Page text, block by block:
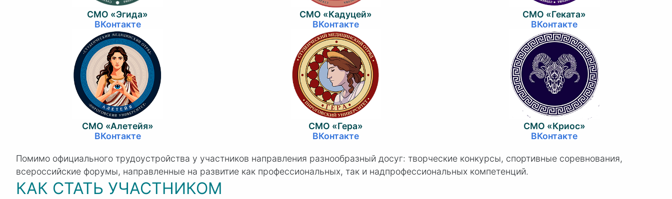
СМО «Эгида»
ВКонтакте
СМО «Кадуцей»
ВКонтакте
СМО «Геката»
ВКонтакте
СМО «Алетейя»
ВКонтакте
СМО «Гера»
ВКонтакте
СМО «Криос»
ВКонтакте
Помимо официального трудоустройства у участников направления разнообразный досуг: творческие конкурсы, спортивные соревнования,
всероссийские форумы, направленные на развитие как профессиональных, так и надпрофессиональных компетенций.
КАК СТАТЬ УЧАСТНИКОМ